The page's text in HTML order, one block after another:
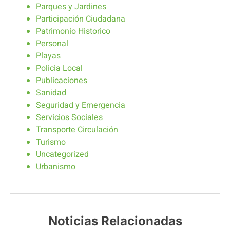
Parques y Jardines
Participación Ciudadana
Patrimonio Historico
Personal
Playas
Policia Local
Publicaciones
Sanidad
Seguridad y Emergencia
Servicios Sociales
Transporte Circulación
Turismo
Uncategorized
Urbanismo
Noticias Relacionadas